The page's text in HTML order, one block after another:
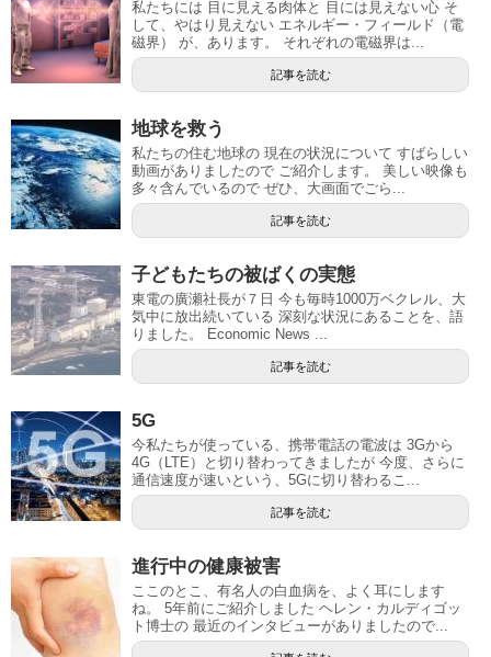
私たちには 目に見える肉体と 目には見えない心 そ
して、やはり見えない エネルギー・フィールド（電
磁界） が、あります。 それぞれの電磁界は...
記事を読む
地球を救う
私たちの住む地球の 現在の状況について すばらしい
動画がありましたので ご紹介します。 美しい映像も
多々含んでいるので ぜひ、大画面でごら...
記事を読む
子どもたちの被ばくの実態
東電の廣瀬社長が７日 今も毎時1000万ベクレル、大
気中に放出続いている 深刻な状況にあることを、語
りました。 Economic News ...
記事を読む
5G
今私たちが使っている、携帯電話の電波は 3Gから
4G（LTE）と切り替わってきましたが 今度、さらに
通信速度が速いという、5Gに切り替わるこ...
記事を読む
進行中の健康被害
ここのとこ、有名人の白血病を、よく耳にします
ね。 5年前にご紹介しました ヘレン・カルディゴッ
ト博士の 最近のインタビューがありましたので...